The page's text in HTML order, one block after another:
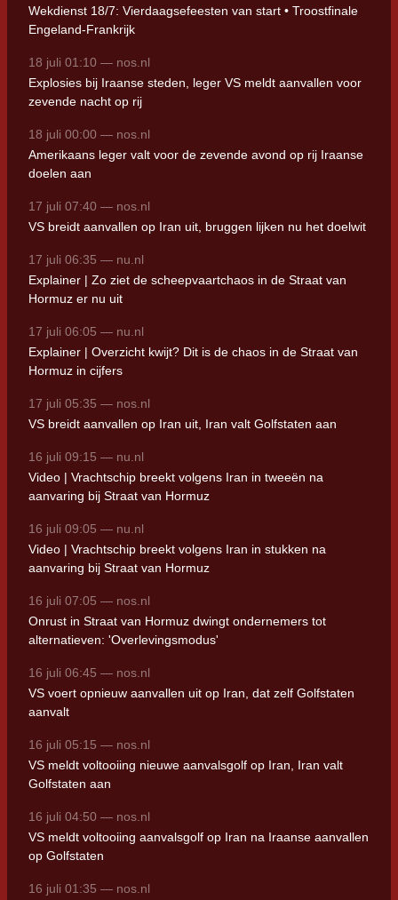
Wekdienst 18/7: Vierdaagsefeesten van start • Troostfinale
Engeland-Frankrijk
18 juli 01:10 — nos.nl
Explosies bij Iraanse steden, leger VS meldt aanvallen voor
zevende nacht op rij
18 juli 00:00 — nos.nl
Amerikaans leger valt voor de zevende avond op rij Iraanse
doelen aan
17 juli 07:40 — nos.nl
VS breidt aanvallen op Iran uit, bruggen lijken nu het doelwit
17 juli 06:35 — nu.nl
Explainer | Zo ziet de scheepvaartchaos in de Straat van
Hormuz er nu uit
17 juli 06:05 — nu.nl
Explainer | Overzicht kwijt? Dit is de chaos in de Straat van
Hormuz in cijfers
17 juli 05:35 — nos.nl
VS breidt aanvallen op Iran uit, Iran valt Golfstaten aan
16 juli 09:15 — nu.nl
Video | Vrachtschip breekt volgens Iran in tweeën na
aanvaring bij Straat van Hormuz
16 juli 09:05 — nu.nl
Video | Vrachtschip breekt volgens Iran in stukken na
aanvaring bij Straat van Hormuz
16 juli 07:05 — nos.nl
Onrust in Straat van Hormuz dwingt ondernemers tot
alternatieven: 'Overlevingsmodus'
16 juli 06:45 — nos.nl
VS voert opnieuw aanvallen uit op Iran, dat zelf Golfstaten
aanvalt
16 juli 05:15 — nos.nl
VS meldt voltooiing nieuwe aanvalsgolf op Iran, Iran valt
Golfstaten aan
16 juli 04:50 — nos.nl
VS meldt voltooiing aanvalsgolf op Iran na Iraanse aanvallen
op Golfstaten
16 juli 01:35 — nos.nl